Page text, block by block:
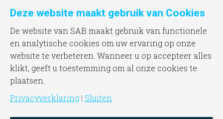
Bezoekadres Amsterdam
gevestigd in het INIT
unit 331b
Jacob Bontiusplaats 9
1018 LL Amsterdam
Bezoekadres Arnhem
Frombergdwarsstraat 54
6814 DZ Arnhem
Deze website maakt gebruik van Cookies
De website van SAB maakt gebruik van functionele
en analytische cookies om uw ervaring op onze
website te verbeteren. Wanneer u op accepteer alles
klikt, geeft u toestemming om al onze cookies te
plaatsen.
Privacyverklaring | Sluiten